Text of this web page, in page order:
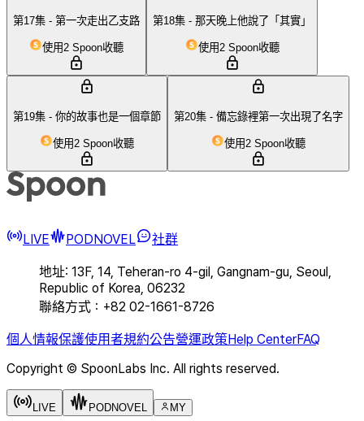
第17集 - 第一次走出乙支路
使用2 Spoon收聽
第18集 - 那天晚上他說了「其實」
使用2 Spoon收聽
第19集 - 你的故事也是一個章節
使用2 Spoon收聽
第20集 - 備忘錄裡第一次出現了名字
使用2 Spoon收聽
LIVE PODNOVEL 社群
地址: 13F, 14, Teheran-ro 4-gil, Gangnam-gu, Seoul,
Republic of Korea, 06232
聯絡方式：+82 02-1661-8726
個人情報保護使用者規約公告營運政策Help CenterFAQ
Copyright © SpoonLabs Inc. All rights reserved.
LIVE PODNOVEL MY